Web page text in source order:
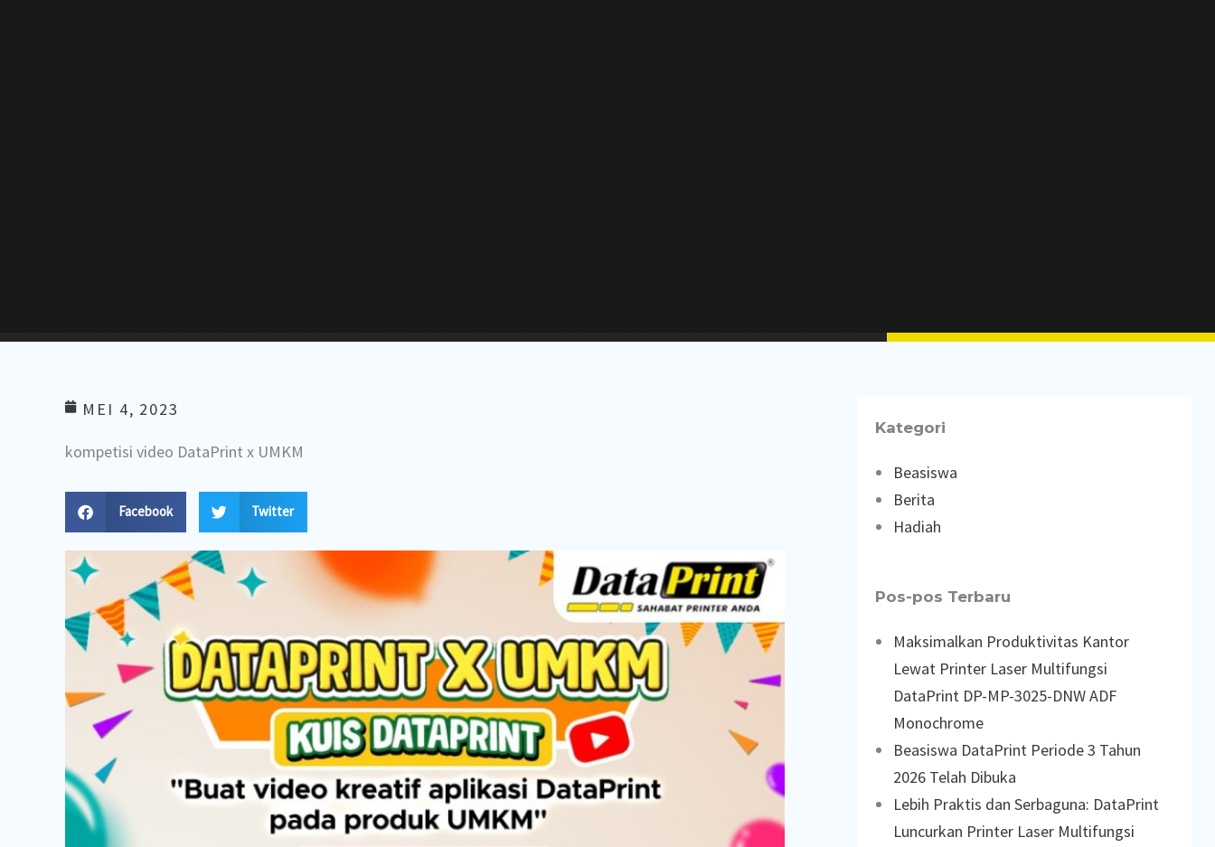
MEI 4, 2023
kompetisi video DataPrint x UMKM
Facebook Twitter
Kategori
Beasiswa
Berita
Hadiah
Pos-pos Terbaru
Maksimalkan Produktivitas Kantor
Lewat Printer Laser Multifungsi
DataPrint DP-MP-3025-DNW ADF
Monochrome
Beasiswa DataPrint Periode 3 Tahun
2026 Telah Dibuka
Lebih Praktis dan Serbaguna: DataPrint
Luncurkan Printer Laser Multifungsi